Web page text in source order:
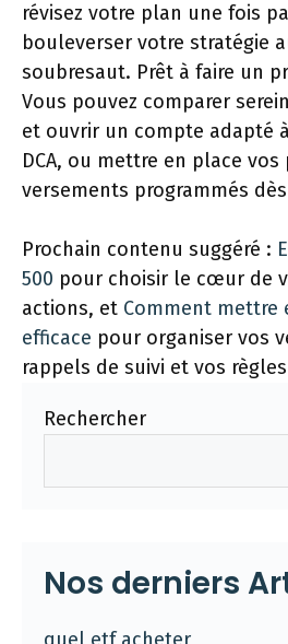
révisez votre plan une fois
bouleverser votre stratégie
soubresaut. Prêt à faire un
Vous pouvez comparer
et ouvrir un compte adapté
DCA, ou mettre en place vos
versements programmés
Prochain contenu suggéré :
500 pour choisir le cœur de
actions, et Comment mettre
efficace pour organiser vos
rappels de suivi et vos
Rechercher
Nos derniers